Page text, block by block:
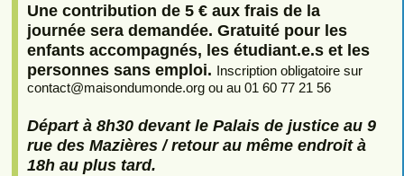
Une contribution de 5 € aux frais de la
journée sera demandée. Gratuité pour les
enfants accompagnés, les étudiant.e.s et les
personnes sans emploi. Inscription obligatoire sur
contact@maisondumonde.org ou au 01 60 77 21 56
Départ à 8h30 devant le Palais de justice au 9
rue des Mazières / retour au même endroit à
18h au plus tard.